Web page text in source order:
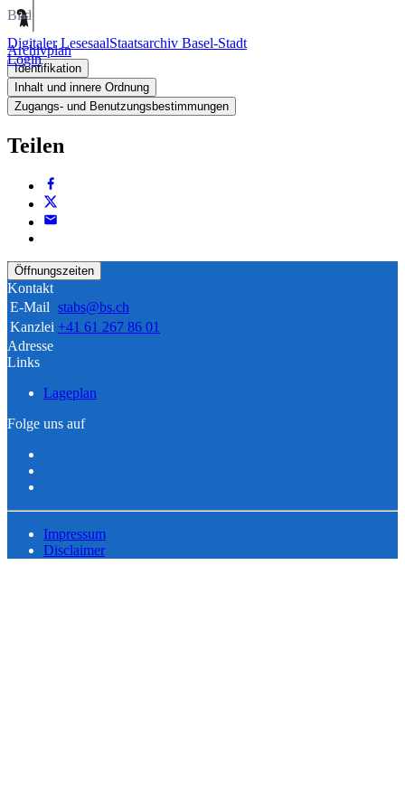
Digitaler LesesaalStaatsarchiv Basel-Stadt
Login
Bild
Archivplan
Identifikation
Inhalt und innere Ordnung
Zugangs- und Benutzungsbestimmungen
Teilen
Öffnungszeiten
Kontakt
E-Mail stabs@bs.ch
Kanzlei +41 61 267 86 01
Adresse
Links
Lageplan
Folge uns auf
Impressum
Disclaimer